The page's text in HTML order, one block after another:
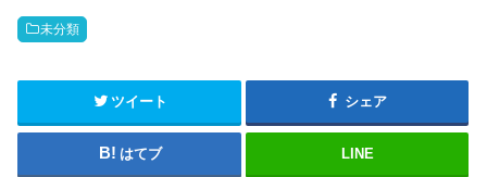
未分類
ツイート シェア
はてブ LINE